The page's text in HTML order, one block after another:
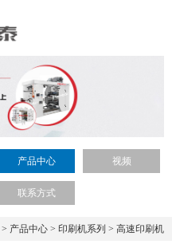
产品中心 视频
联系方式
> 产品中心 > 印刷机系列 > 高速印刷机